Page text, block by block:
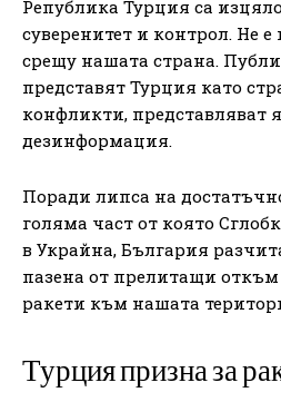
Република Турция са
суверенитет и контрол. Не
срещу нашата страна.
представят Турция като
конфликти, представляват
дезинформация.
Поради липса на
голяма част от която
в Украйна, България
пазена от прелитащи
ракети към нашата
Турция призна за